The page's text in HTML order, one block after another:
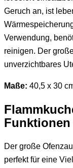
Geruch an, ist
Verwendung,
reinigen. Der
unverzichtbares
Maße: 40,5 x 30
Der große
perfekt für eine